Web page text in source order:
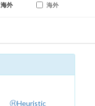
海外
海外
ⒽHeuristic